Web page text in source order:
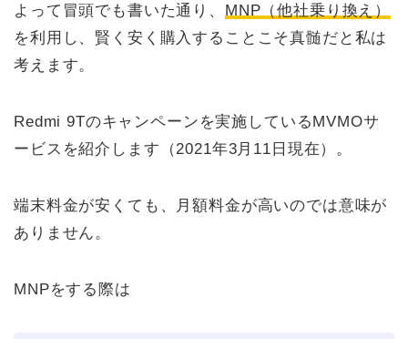
よって冒頭でも書いた通り、 MNP（他社乗り換え）
を利用し、賢く安く購入することこそ真髄だと私は
考えます。
Redmi 9Tのキャンペーンを実施しているMVMOサ
ービスを紹介します（2021年3月11日現在）。
端末料金が安くても、月額料金が高いのでは意味が
ありません。
MNPをする際は